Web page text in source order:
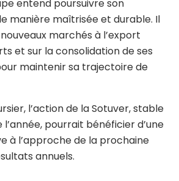
entend poursuivre son
manière maîtrisée et durable. Il
marchés à l’export
et sur la consolidation de ses
maintenir sa trajectoire de
l’action de la Sotuver, stable
pourrait bénéficier d’une
à l’approche de la prochaine
annuels.